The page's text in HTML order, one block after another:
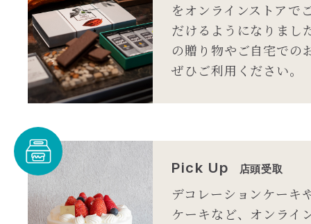
をオンラインストアで
だけるようになりまし
の贈り物やご自宅での
ぜひご利用ください。
Pick Up 店頭受取
デコレーションケーキ
ケーキなど、オンライ